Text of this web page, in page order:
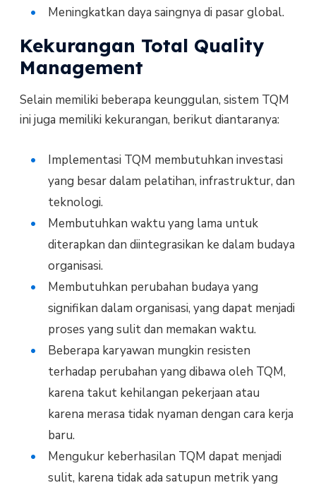
Meningkatkan daya saingnya di pasar global.
Kekurangan Total Quality
Management
Selain memiliki beberapa keunggulan, sistem TQM
ini juga memiliki kekurangan, berikut diantaranya:
Implementasi TQM membutuhkan investasi
yang besar dalam pelatihan, infrastruktur, dan
teknologi.
Membutuhkan waktu yang lama untuk
diterapkan dan diintegrasikan ke dalam budaya
organisasi.
Membutuhkan perubahan budaya yang
signifikan dalam organisasi, yang dapat menjadi
proses yang sulit dan memakan waktu.
Beberapa karyawan mungkin resisten
terhadap perubahan yang dibawa oleh TQM,
karena takut kehilangan pekerjaan atau
karena merasa tidak nyaman dengan cara kerja
baru.
Mengukur keberhasilan TQM dapat menjadi
sulit, karena tidak ada satupun metrik yang